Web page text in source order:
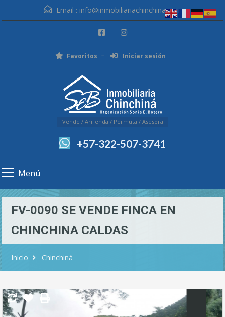
Email : info@inmobiliariachinchina.com
Favoritos Iniciar sesión
Vende / Arrienda / Permuta / Asesora
+57-322-507-3741
Menú
FV-0090 SE VENDE FINCA EN
CHINCHINA CALDAS
Inicio Chinchiná